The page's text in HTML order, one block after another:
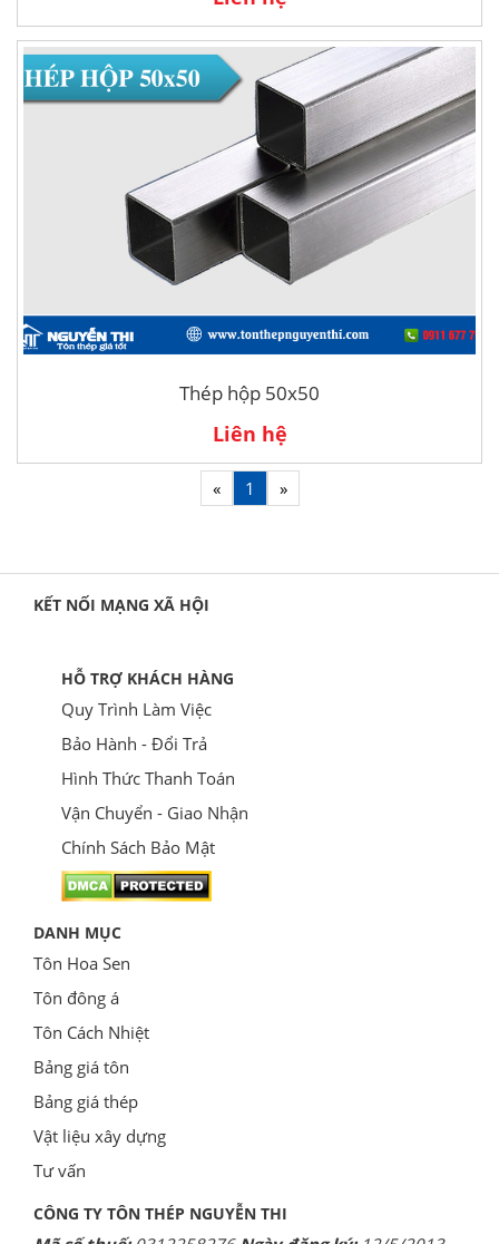
Thép hộp 50x50
Liên hệ
« 1 »
KẾT NỐI MẠNG XÃ HỘI
HỖ TRỢ KHÁCH HÀNG
Quy Trình Làm Việc
Bảo Hành - Đổi Trả
Hình Thức Thanh Toán
Vận Chuyển - Giao Nhận
Chính Sách Bảo Mật
DANH MỤC
Tôn Hoa Sen
Tôn đông á
Tôn Cách Nhiệt
Bảng giá tôn
Bảng giá thép
Vật liệu xây dựng
Tư vấn
CÔNG TY TÔN THÉP NGUYỄN THI